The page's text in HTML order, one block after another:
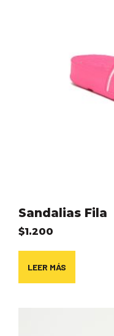
Sandalias Fila
$1.200
LEER MÁS